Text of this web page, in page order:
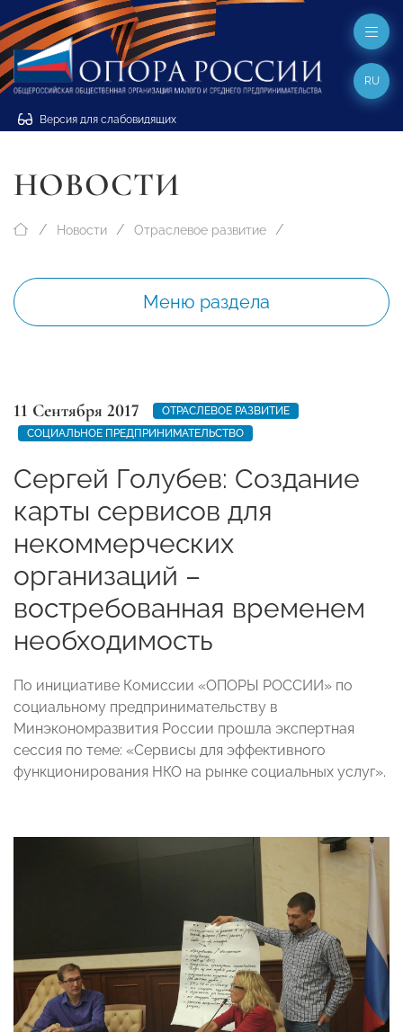
Версия для слабовидящих
RU
НОВОСТИ
Новости Отраслевое развитие
Меню раздела
11 Сентября 2017
ОТРАСЛЕВОЕ РАЗВИТИЕ
СОЦИАЛЬНОЕ ПРЕДПРИНИМАТЕЛЬСТВО
Сергей Голубев: Создание
карты сервисов для
некоммерческих
организаций –
востребованная временем
необходимость
По инициативе Комиссии «ОПОРЫ РОССИИ» по
социальному предпринимательству в
Минэкономразвития России прошла экспертная
сессия по теме: «Сервисы для эффективного
функционирования НКО на рынке социальных услуг».